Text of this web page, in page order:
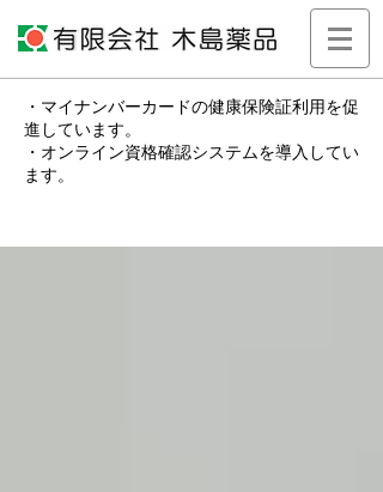
・マイナンバーカードの健康保険証利用を促
進しています。
・オンライン資格確認システムを導入してい
ます。